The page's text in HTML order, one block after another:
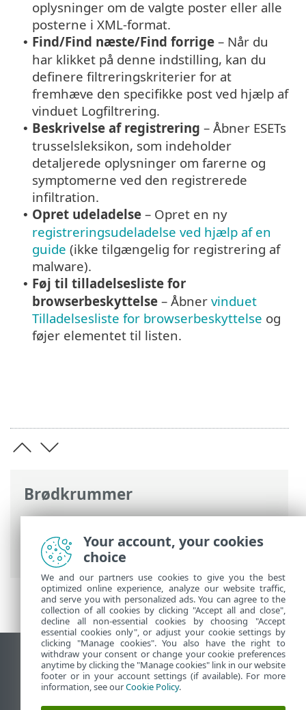
Brødkrummer
ESET-onlinehjælp>ESET Smart Security
Premium
>Arbejde med ESET Smart
Security Premium
Værktøjer
oplysninger om de valgte poster eller alle
posterne i XML-format.
• Find/Find næste/Find forrige – Når du
har klikket på denne indstilling, kan du
definere filtreringskriterier for at
fremhæve den specifikke post ved hjælp af
vinduet Logfiltrering.
• Beskrivelse af registrering – Åbner ESETs
trusselsleksikon, som indeholder
detaljerede oplysninger om farerne og
symptomerne ved den registrerede
infiltration.
• Opret udeladelse – Opret en ny
registreringsudeladelse ved hjælp af en
guide (ikke tilgængelig for registrering af
malware).
• Føj til tilladelsesliste for
browserbeskyttelse – Åbner vinduet
Tilladelsesliste for browserbeskyttelse og
føjer elementet til listen.
Vis computerwebsted
End of Life
ESET-vidensbase
Your account, your cookies
choice
We and our partners use cookies to give you the best
optimized online experience, analyze our website traffic,
and serve you with personalized ads. You can agree to the
collection of all cookies by clicking "Accept all and close",
decline all non-essential cookies by choosing "Accept
essential cookies only", or adjust your cookie settings by
clicking "Manage cookies". You also have the right to
withdraw your consent or change your cookie preferences
anytime by clicking the "Manage cookies" link in our website
footer or in your account settings (if available). For more
information, see ourCookie Policy.